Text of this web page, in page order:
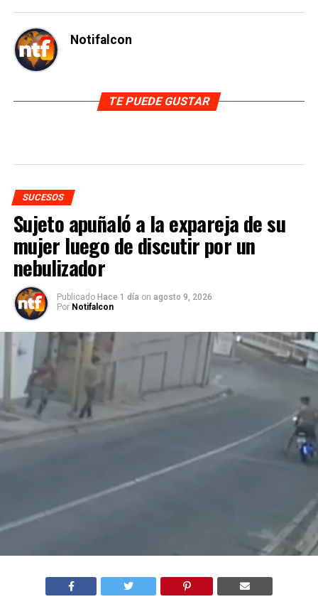
Notifalcon
TE PUEDE GUSTAR
SUCESOS
Sujeto apuñaló a la expareja de su
mujer luego de discutir por un
nebulizador
Publicado Hace 1 día on agosto 9, 2026
Por Notifalcon